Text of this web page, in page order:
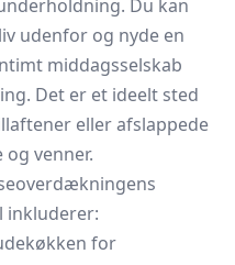
Du kan
udenfor og nyde en
middagsselskab
Det er et ideelt sted
eller afslappede
venner.
inkluderer:
for